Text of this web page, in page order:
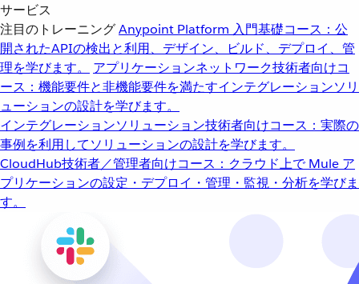
サービス
注目のトレーニングAnypoint Platform 入門基礎コース：公
開されたAPIの検出と利用、デザイン、ビルド、デプロイ、管
理を学びます。
アプリケーションネットワーク技術者向けコ
ース：機能要件と非機能要件を満たすインテグレーションソリ
ューションの設計を学びます。
インテグレーションソリューション技術者向けコース：実際の
事例を利用してソリューションの設計を学びます。
CloudHub技術者／管理者向けコース：クラウド上で Mule ア
プリケーションの設定・デプロイ・管理・監視・分析を学びま
す。